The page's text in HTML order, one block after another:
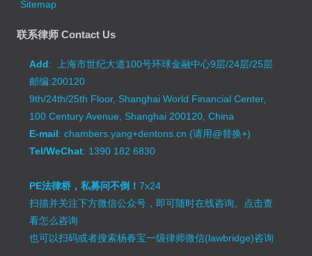
Sitemap
联系律师 Contact Us
Add: 上海市世纪大道100号环球金融中心9层/24层/25层
邮编:200120
9th/24th/25th Floor, Shanghai World Financial Center,
100 Century Avenue, Shanghai 200120, China
E-mail: chambers.yang+dentons.cn (请用@替换+)
Tel/WeChat: 1390 182 6830
PE法律桥，私募问不倒！7x24
扫描并关注下方微信公众号，即可随时在线咨询。 点击查
看怎么咨询
也可以扫码或者搜索杨春宝一级律师微信(lawbridge)咨询